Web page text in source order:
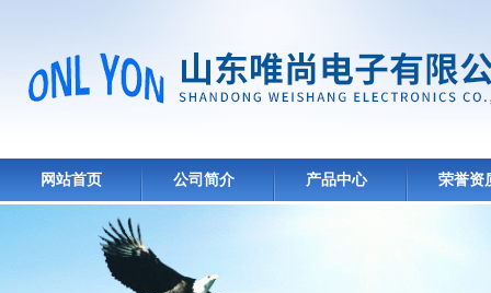
网站首页 公司简介 产品中心 荣誉资